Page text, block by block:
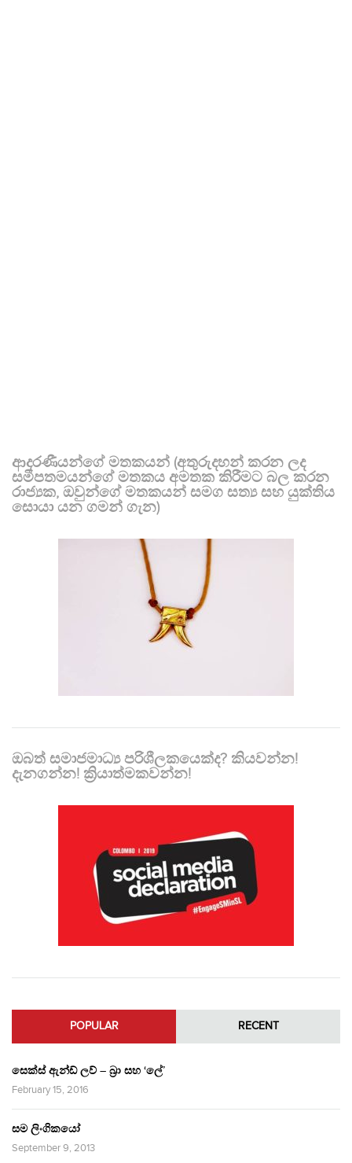
ආදරණීයන්ගේ මතකයන් (අතුරුදහන් කරන ලද
සමීපතමයන්ගේ මතකය අමතක කිරීමට බල කරන
රාජ්‍යක, ඔවුන්ගේ මතකයන් සමග සත්‍ය සහ යුක්තිය
සොයා යන ගමන් ගැන)
ඔබත් සමාජමාධ්‍ය පරිශීලකයෙක්ද? කියවන්න!
දැනගන්න! ක්‍රියාත්මකවන්න!
POPULAR RECENT
සෙක්ස් ඇන්ඩ් ලව් – බ්‍රා සහ ‘ලේ’
February 15, 2016
සම ලිංගිකයෝ
September 9, 2013